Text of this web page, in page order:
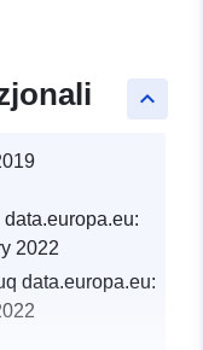
keyboard_arrow_up
data.europa.eu:
2022
data.europa.eu: